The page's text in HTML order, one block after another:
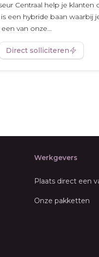
Centraal help je klanten
een hybride baan waarbij
van onze...
Direct solliciteren
Werkgevers
Plaats direct een
Onze pakketten